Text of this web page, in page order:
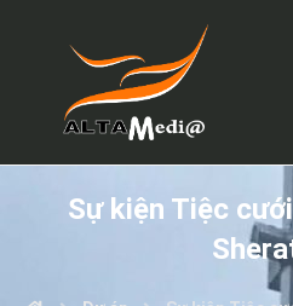
Sự kiện Tiệc